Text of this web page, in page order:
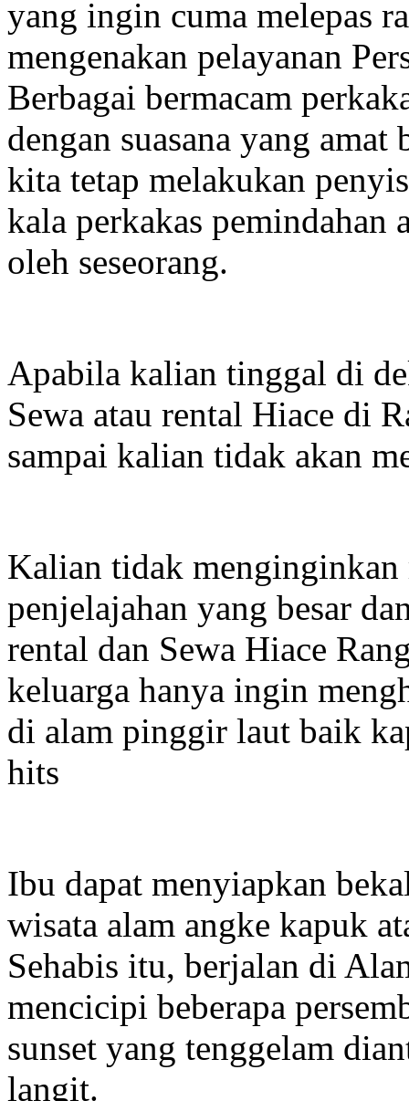
yang ingin cuma melepas
mengenakan pelayanan
Berbagai bermacam
dengan suasana yang
kita tetap melakukan
kala perkakas
oleh seseorang.
Apabila kalian tinggal di
Sewa atau rental Hiace di
sampai kalian tidak akan
Kalian tidak
penjelajahan yang besar
rental dan Sewa Hiace
keluarga hanya ingin
di alam pinggir laut baik
hits
Ibu dapat menyiapkan
wisata alam angke kapuk
Sehabis itu, berjalan di
mencicipi beberapa
sunset yang tenggelam
langit.